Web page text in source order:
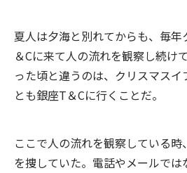
夏人は夕海と別れてからも、毎
＆Cに来て人の流れを観察し続け
った頃と違うのは、クリスマス
とも銀座T＆Cに行くことだ。
ここで人の流れを観察している
を捜していた。電話やメールで